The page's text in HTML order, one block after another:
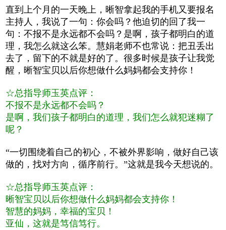
直到上个月的一天晚上，晰智拿起我的手机又要报名
主持人，我说了一句：你会吗？他迫切的回了我一
句：不报不是永远都不会吗？是啊，孩子都明白的道
理，我怎么就这么笨。慧娟老师不也常说：把丑丢出
去了，留下的不就是好的了。很多时候是孩子让我觉
醒，晰智宝贝以后你想做什么妈妈都会支持你！
☆总指导师玉英点评：
不报不是永远都不会吗？
是啊，我们孩子都明白的道理，我们怎么就犯迷糊了
呢？
“一切围绕着自己的初心，不被外界影响，做好自己该
做的，找对方向，循序前行。”这就是我今天想说的。
☆总指导师玉英点评：
晰智宝贝以后你想做什么妈妈都会支持你！
智慧的妈妈，幸福的宝贝！
亚仙，这就是笃信笃行。